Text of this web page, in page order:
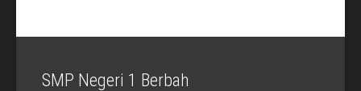
SMP Negeri 1 Berbah